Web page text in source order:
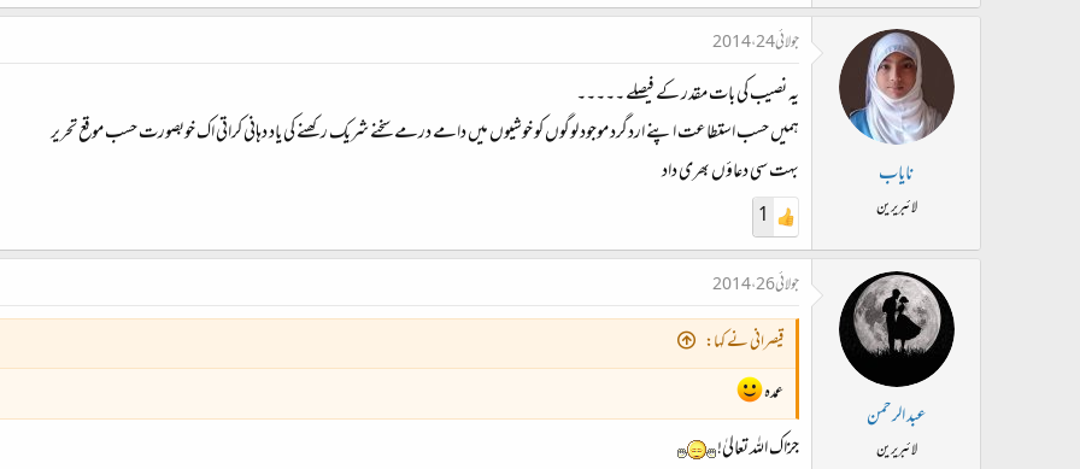
نایاب
لائبریرین
جولائی 24، 2014
یہ نصیب کی بات مقدر کے فیصلے ۔۔۔۔۔
ہمیں حسب استطاعت اپنے اردگرد موجود لوگوں کو خوشیوں میں دامے درمے سخنے شریک رکھنے کی یاد دہانی کراتی اک خوبصورت حسب موقع تحریر
بہت سی دعاؤں بھری داد
1
عبد الرحمن
لائبریرین
جولائی 26، 2014
قیصرانی نے کہا:
عمدہ
جزاک اللہ تعالیٰ!